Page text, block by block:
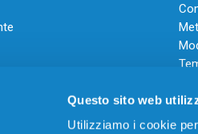
Questo sito web
Utilizziamo i cookie
il Dropship